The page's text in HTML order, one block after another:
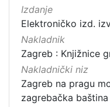
Izdanje
Elektroničko izd.
Nakladnik
Zagreb : Knjižnice
Nakladnički niz
Zagreb na pragu
zagrebačka baština